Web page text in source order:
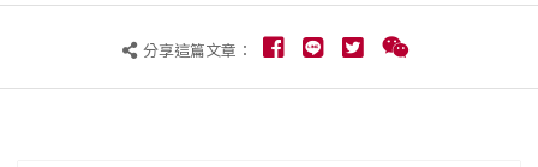
分享這篇文章：